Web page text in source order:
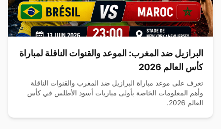
البرازيل ضد المغرب: الموعد والقنوات الناقلة لمباراة
كأس العالم 2026
تعرف على موعد مباراة البرازيل ضد المغرب والقنوات الناقلة
وأهم المعلومات الخاصة بأولى مباريات أسود الأطلس في كأس
العالم 2026.